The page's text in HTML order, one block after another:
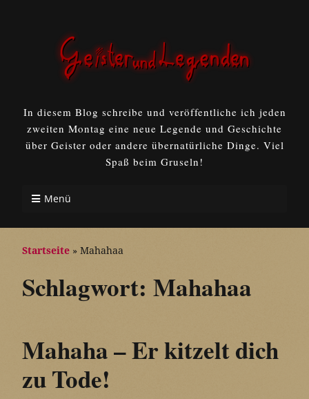
In diesem Blog schreibe und veröffentliche ich jeden
zweiten Montag eine neue Legende und Geschichte
über Geister oder andere übernatürliche Dinge. Viel
Spaß beim Gruseln!
Menü
Startseite » Mahahaa
Schlagwort: Mahahaa
Mahaha – Er kitzelt dich
zu Tode!